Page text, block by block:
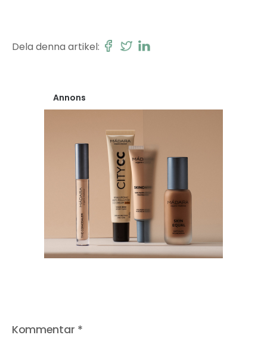
Dela denna artikel:
Annons
Kommentar *